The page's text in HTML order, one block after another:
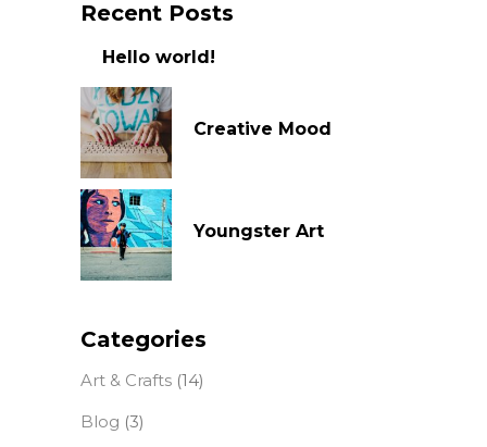
Recent Posts
Hello world!
Creative Mood
Youngster Art
Categories
Art & Crafts (14)
Blog (3)